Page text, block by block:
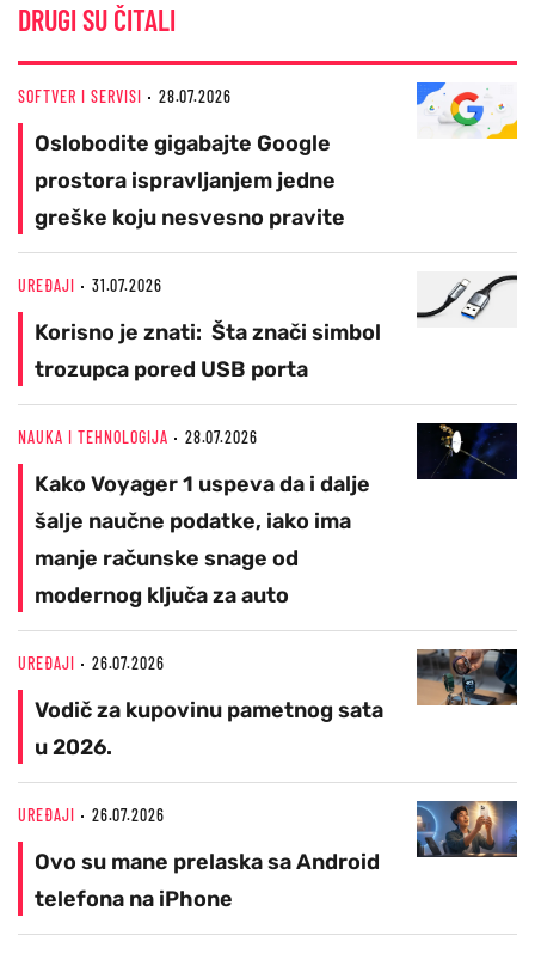
DRUGI SU ČITALI
SOFTVER I SERVISI 28.07.2026
Oslobodite gigabajte Google
prostora ispravljanjem jedne
greške koju nesvesno pravite
UREĐAJI 31.07.2026
Korisno je znati: Šta znači simbol
trozupca pored USB porta
NAUKA I TEHNOLOGIJA 28.07.2026
Kako Voyager 1 uspeva da i dalje
šalje naučne podatke, iako ima
manje računske snage od
modernog ključa za auto
UREĐAJI 26.07.2026
Vodič za kupovinu pametnog sata
u 2026.
UREĐAJI 26.07.2026
Ovo su mane prelaska sa Android
telefona na iPhone